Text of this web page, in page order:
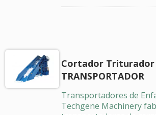
Cortador Triturador
TRANSPORTADOR
Transportadores de
Techgene Machinery